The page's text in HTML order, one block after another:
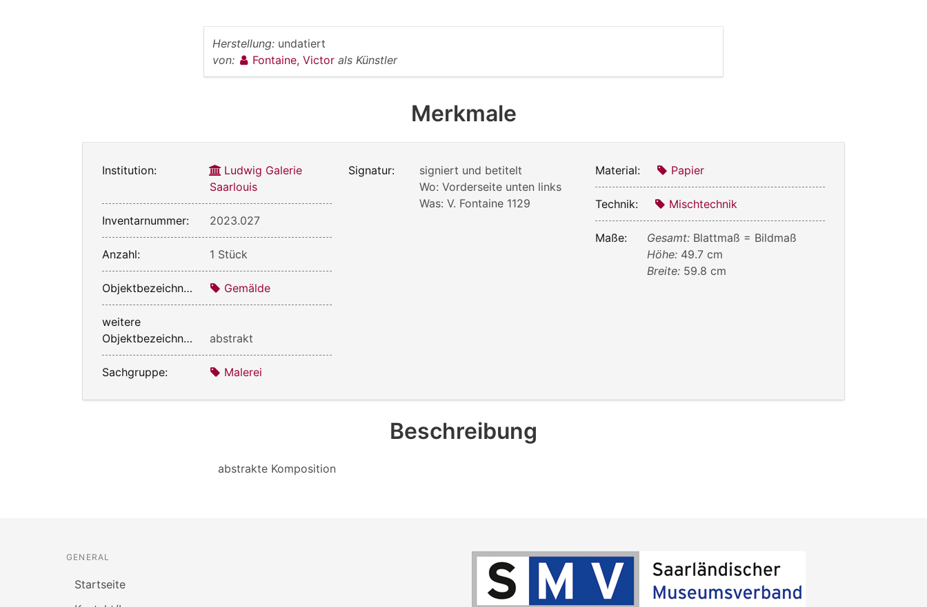
Herstellung: undatiert
von:
Fontaine, Victor als Künstler
Merkmale
Institution:
Ludwig Galerie
Saarlouis
Inventarnummer: 2023.027
Anzahl: 1 Stück
Objektbezeichnung: Gemälde
weitere
Objektbezeichnung:
abstrakt
Sachgruppe: Malerei
Signatur:
signiert und betitelt
Wo: Vorderseite unten links
Was: V. Fontaine 1129
Material: Papier
Technik: Mischtechnik
Maße: Gesamt: Blattmaß = Bildmaß
Höhe: 49.7 cm
Breite: 59.8 cm
Beschreibung
abstrakte Komposition
GENERAL
Startseite